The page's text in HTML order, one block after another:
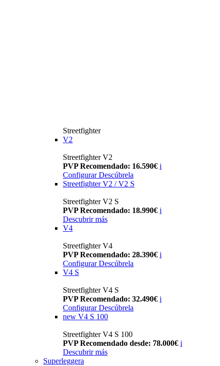
Streetfighter
V2
Streetfighter V2
PVP Recomendado: 16.590€ i
Configurar Descúbrela
Streetfighter V2 / V2 S
Streetfighter V2 S
PVP Recomendado: 18.990€ i
Descubrir más
V4
Streetfighter V4
PVP Recomendado: 28.390€ i
Configurar Descúbrela
V4 S
Streetfighter V4 S
PVP Recomendado: 32.490€ i
Configurar Descúbrela
new V4 S 100
Streetfighter V4 S 100
PVP Recomendado desde: 78.000€ i
Descubrir más
Superleggera